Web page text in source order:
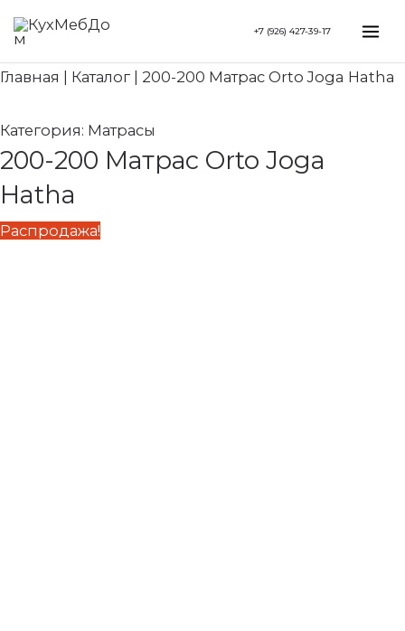
Перейти
содержимому
+7 (926) 427-39-17
Главная Каталог 200-200 Матрас Orto Joga Hatha
Категория: Матрасы
200-200 Матрас Orto Joga
Hatha
Распродажа!
Первоначальная
составляла
180 ₽.
42
Search...